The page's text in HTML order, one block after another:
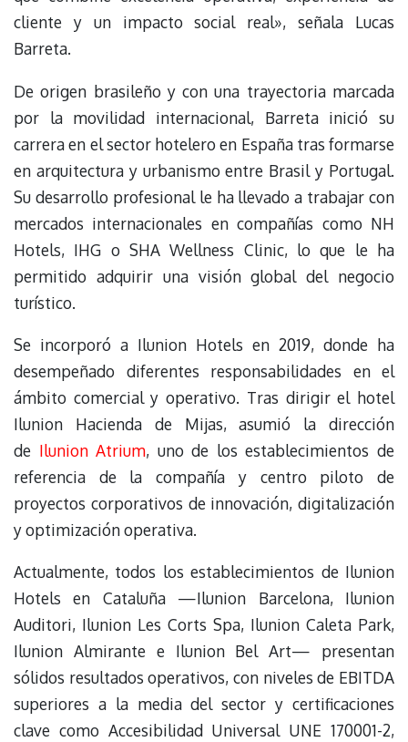
cliente y un impacto social real», señala Lucas
Barreta.
De origen brasileño y con una trayectoria marcada
por la movilidad internacional, Barreta inició su
carrera en el sector hotelero en España tras formarse
en arquitectura y urbanismo entre Brasil y Portugal.
Su desarrollo profesional le ha llevado a trabajar con
mercados internacionales en compañías como NH
Hotels, IHG o SHA Wellness Clinic, lo que le ha
permitido adquirir una visión global del negocio
turístico.
Se incorporó a Ilunion Hotels en 2019, donde ha
desempeñado diferentes responsabilidades en el
ámbito comercial y operativo. Tras dirigir el hotel
Ilunion Hacienda de Mijas, asumió la dirección
de Ilunion Atrium, uno de los establecimientos de
referencia de la compañía y centro piloto de
proyectos corporativos de innovación, digitalización
y optimización operativa.
Actualmente, todos los establecimientos de Ilunion
Hotels en Cataluña —Ilunion Barcelona, Ilunion
Auditori, Ilunion Les Corts Spa, Ilunion Caleta Park,
Ilunion Almirante e Ilunion Bel Art— presentan
sólidos resultados operativos, con niveles de EBITDA
superiores a la media del sector y certificaciones
clave como Accesibilidad Universal UNE 170001-2,